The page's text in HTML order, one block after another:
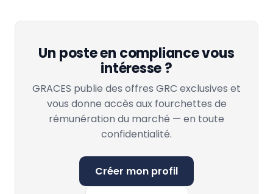
Un poste en compliance vous
intéresse ?
GRACES publie des offres GRC exclusives et
vous donne accès aux fourchettes de
rémunération du marché — en toute
confidentialité.
Créer mon profil